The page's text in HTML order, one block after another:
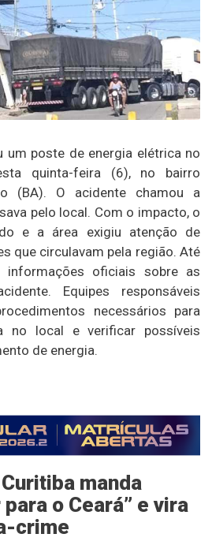
um poste de energia elétrica no
quinta-feira (6), no bairro
(BA). O acidente chamou a
pelo local. Com o impacto, o
e a área exigiu atenção de
que circulavam pela região. Até
oficiais sobre as
Equipes responsáveis
necessários para
no local e verificar possíveis
de energia.
manda
o Ceará” e vira
crime